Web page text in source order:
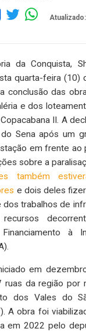
Atualizado:
da Conquista,
quarta-feira (10)
conclusão das
e dos
II. A
Sena após um
em frente ao
sobre a
também
e dois deles
dos trabalhos de
à
em
da região por
dos Vales do
A obra foi
em 2022 pelo